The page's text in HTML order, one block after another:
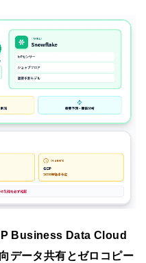
Business Data Cloud
データ共有とゼロコピー